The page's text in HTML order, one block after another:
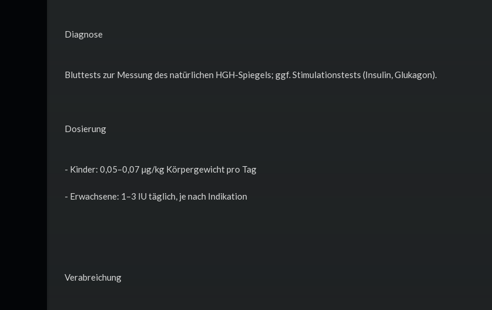
Diagnose
Bluttests zur Messung des natürlichen HGH-Spiegels; ggf. Stimulationstests (Insulin, Glukagon).
Dosierung
- Kinder: 0,05–0,07 µg/kg Körpergewicht pro Tag
- Erwachsene: 1–3 IU täglich, je nach Indikation
Verabreichung